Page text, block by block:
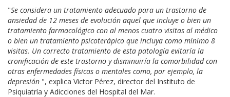
"Se considera un tratamiento adecuado para un trastorno de
ansiedad de 12 meses de evolución aquel que incluye o bien un
tratamiento farmacológico con al menos cuatro visitas al médico
o bien un tratamiento psicoterápico que incluya como mínimo 8
visitas. Un correcto tratamiento de esta patología evitaría la
cronificación de este trastorno y disminuiría la comorbilidad con
otras enfermedades físicas o mentales como, por ejemplo, la
depresión ", explica Victor Pérez, director del Instituto de
Psiquiatría y Adicciones del Hospital del Mar.